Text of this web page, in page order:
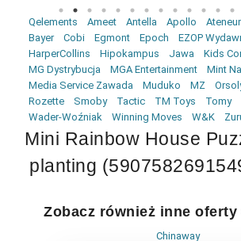
AKTUALNOŚCI
LOGOWANIE
REJESTRACJA
Qelements Ameet Antella Apollo
Bayer
Cobi Egmont Epoch EZOP
HarperCollins
Hipokampus Jawa
Kids
MG Dystrybucja
MGA Entertainment
Mint
Media Service Zawada
Muduko MZ
Rozette
Smoby Tactic TM Toys Tomy
Wader-Woźniak
Winning Moves W&K
Mini Rainbow House
planting
Zobacz również inne oferty
Chinaway